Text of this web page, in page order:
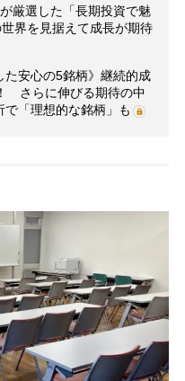
厳選した「長期投資で魅
界を見据えて成長が期待
た安心の5銘柄》継続的成
さらに伸びる期待の中
「理想的な銘柄」も